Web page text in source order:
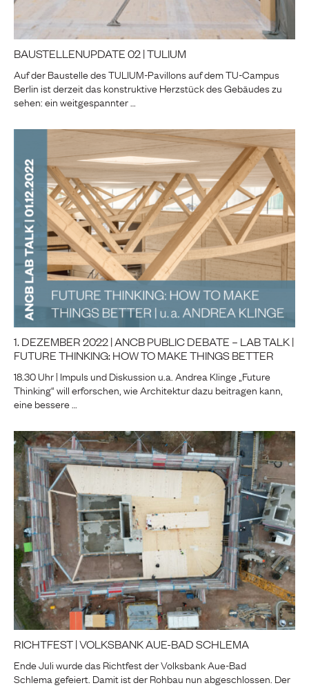
BAUSTELLENUPDATE 02 | TULIUM
Auf der Baustelle des TULIUM-Pavillons auf dem TU-Campus
Berlin ist derzeit das konstruktive Herzstück des Gebäudes zu
sehen: ein weitgespannter …
1. DEZEMBER 2022 | ANCB PUBLIC DEBATE – LAB TALK |
FUTURE THINKING: HOW TO MAKE THINGS BETTER
18.30 Uhr | Impuls und Diskussion u.a. Andrea Klinge „Future
Thinking“ will erforschen, wie Architektur dazu beitragen kann,
eine bessere …
RICHTFEST | VOLKSBANK AUE-BAD SCHLEMA
Ende Juli wurde das Richtfest der Volksbank Aue-Bad
Schlema gefeiert. Damit ist der Rohbau nun abgeschlossen. Der